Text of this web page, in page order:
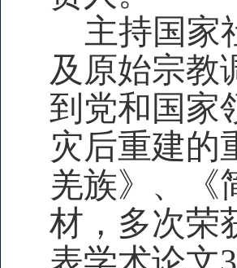
主持国家
及原始宗教
到党和国家
灾后重建的
羌族》、《
材，多次荣